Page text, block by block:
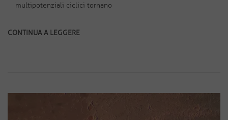
multipotenziali ciclici tornano
CONTINUA A LEGGERE